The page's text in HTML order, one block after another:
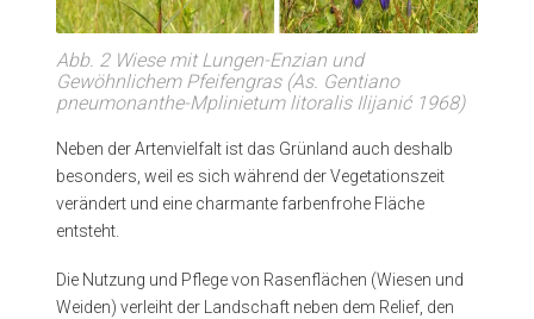
Abb. 2 Wiese mit Lungen-Enzian und
Gewöhnlichem Pfeifengras (As. Gentiano
pneumonanthe-Mplinietum litoralis Ilijanić 1968)
Neben der Artenvielfalt ist das Grünland auch deshalb
besonders, weil es sich während der Vegetationszeit
verändert und eine charmante farbenfrohe Fläche
entsteht.
Die Nutzung und Pflege von Rasenflächen (Wiesen und
Weiden) verleiht der Landschaft neben dem Relief, den